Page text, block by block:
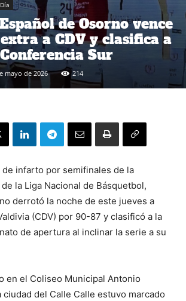
de Osorno vence
a CDV y clasifica a
Sur
mayo de 2026 214
de infarto por semifinales de la
la Liga Nacional de Básquetbol,
derrotó la noche de este jueves a
(CDV) por 90-87 y clasificó a la
de apertura al inclinar la serie a su
en el Coliseo Municipal Antonio
del Calle Calle estuvo marcado